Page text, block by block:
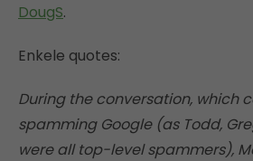
DougS.
Enkele quotes:
During the conversation, which
spamming Google (as Todd,
were all top-level spammers),